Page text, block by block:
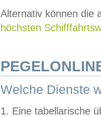
Alternativ können die
höchsten
Welche Dienste
1. Eine tabellarische